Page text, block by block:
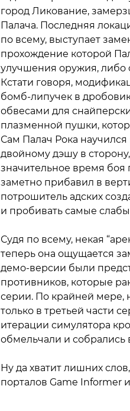
город Ликование,
Палача. Последняя
по всему, выступает
прохождение которой
улучшения оружия, либо
Кстати говоря,
бомб-липучек в
обвесами для
плазменной пушки,
Сам Палач Рока
двойному дэшу в
значительное время боя
заметно прибавил в
потрошитель адских
и пробивать самые
Судя по всему, некая
теперь она ощущается
демо-версии были
противников, которые
серии. По крайней мере,
только в третьей части
итерации симулятора
обмельчали и собрались
Ну да хватит лишних
порталов Game Informer